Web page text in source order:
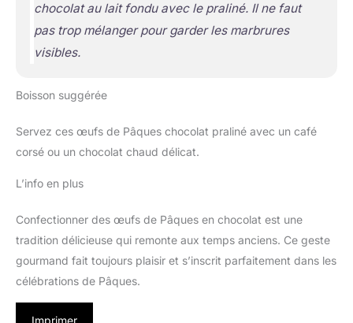
chocolat au lait fondu avec le praliné. Il ne faut
pas trop mélanger pour garder les marbrures
visibles.
Boisson suggérée
Servez ces œufs de Pâques chocolat praliné avec un café
corsé ou un chocolat chaud délicat.
L’info en plus
Confectionner des œufs de Pâques en chocolat est une
tradition délicieuse qui remonte aux temps anciens. Ce geste
gourmand fait toujours plaisir et s’inscrit parfaitement dans les
célébrations de Pâques.
Imprimer